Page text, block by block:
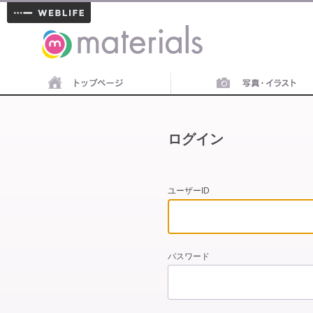
materials
ログイン
ユーザーID
パスワード